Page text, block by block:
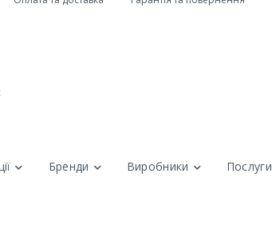
Бренди Виробники Послуги